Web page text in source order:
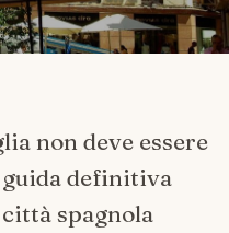
non deve essere
guida definitiva
spagnola